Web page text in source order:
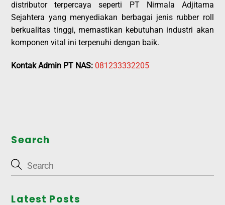
distributor terpercaya seperti PT Nirmala Adjitama
Sejahtera yang menyediakan berbagai jenis rubber roll
berkualitas tinggi, memastikan kebutuhan industri akan
komponen vital ini terpenuhi dengan baik.
Kontak Admin PT NAS: 081233332205
Search
Latest Posts